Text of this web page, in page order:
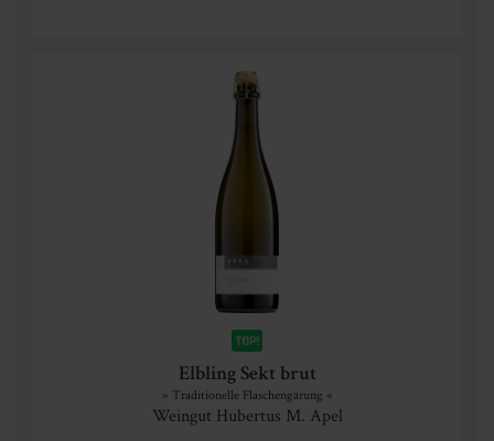
Elbling Sekt brut
» Traditionelle Flaschengärung «
Weingut Hubertus M. Apel